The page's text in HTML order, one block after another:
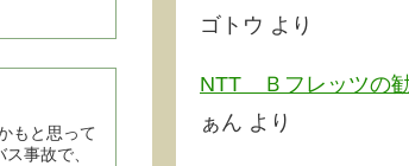
もと思って
事故で、
ゴトウ より
NTT Ｂフレッツの
ぁん より